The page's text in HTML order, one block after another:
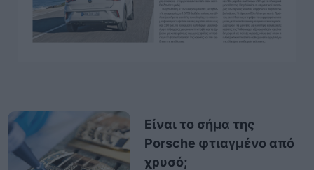
Είναι το σήμα της
Porsche φτιαγμένο από
χρυσό;